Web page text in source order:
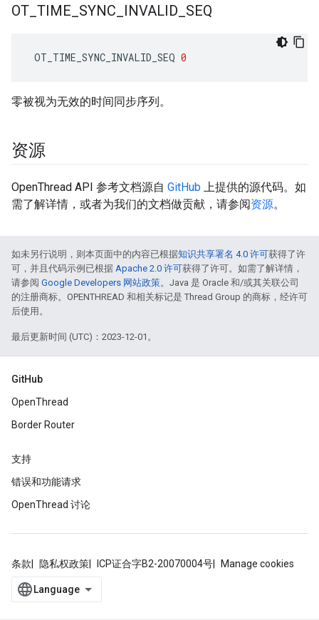
OT TIME SYNC INVALID SEQ
OT_TIME_SYNC_INVALID_SEQ 0
零被视为无效的时间同步序列。
资源
OpenThread API 参考文档源自 GitHub 上提供的源代码。如
需了解详情，或者为我们的文档做贡献，请参阅资源。
如未另行说明，则本页面中的内容已根据知识共享署名 4.0 许可获得了许
可，并且代码示例已根据 Apache 2.0 许可获得了许可。如需了解详情，
请参阅 Google Developers 网站政策。Java 是 Oracle 和/或其关联公司
的注册商标。OPENTHREAD 和相关标记是 Thread Group 的商标，经许可
后使用。
最后更新时间 (UTC)：2023-12-01。
GitHub
OpenThread
Border Router
支持
错误和功能请求
OpenThread 讨论
条款 隐私权政策 ICP证合字B2-20070004号 Manage cookies